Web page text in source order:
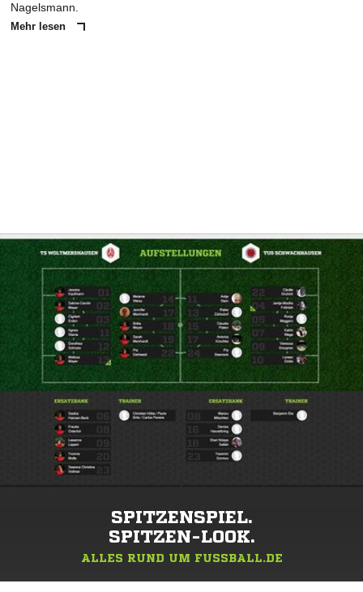
Nagelsmann.
Mehr lesen
SPITZENSPIEL.
SPITZEN-LOOK.
ALLES RUND UM FUSSBALL.DE